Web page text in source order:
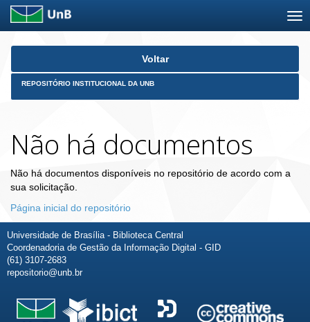
Skip
Voltar
REPOSITÓRIO INSTITUCIONAL DA UNB
Não há documentos
Não há documentos disponíveis no repositório de acordo com a
sua solicitação.
Página inicial do repositório
Universidade de Brasília - Biblioteca Central
Coordenadoria de Gestão da Informação Digital - GID
(61) 3107-2683
repositorio@unb.br